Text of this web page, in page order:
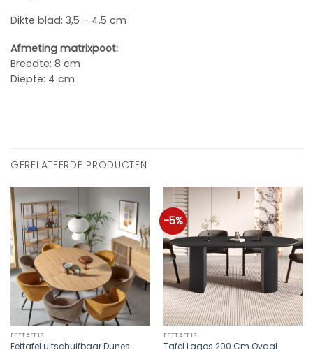
Dikte blad: 3,5 – 4,5 cm
Afmeting matrixpoot:
Breedte: 8 cm
Diepte: 4 cm
GERELATEERDE PRODUCTEN
EETTAFELS
Eettafel uitschuifbaar Dunes
-5%
EETTAFELS
Tafel Lagos 200 Cm Ovaal